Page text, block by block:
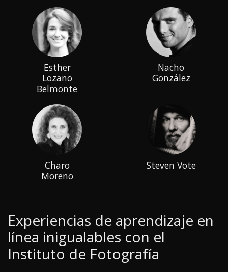
Esther
Lozano
Belmonte
Nacho
González
Charo
Moreno
Steven Vote
Experiencias de aprendizaje en
línea inigualables con el
Instituto de Fotografía